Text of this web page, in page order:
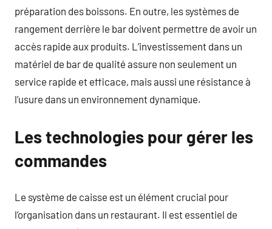
préparation des boissons. En outre, les systèmes de
rangement derrière le bar doivent permettre de avoir un
accès rapide aux produits. L’investissement dans un
matériel de bar de qualité assure non seulement un
service rapide et efficace, mais aussi une résistance à
l’usure dans un environnement dynamique.
Les technologies pour gérer les
commandes
Le système de caisse est un élément crucial pour
l’organisation dans un restaurant. Il est essentiel de